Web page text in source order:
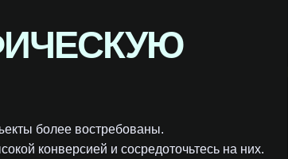
более востребованы.
конверсией и сосредоточьтесь на них.